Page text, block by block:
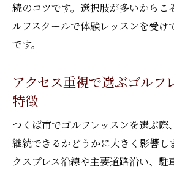
続のコツです。選択肢が多いからこ
ルフスクールで体験レッスンを受け
です。
アクセス重視で選ぶゴルフ
特徴
つくば市でゴルフレッスンを選ぶ際
継続できるかどうかに大きく影響し
クスプレス沿線や主要道路沿い、駐